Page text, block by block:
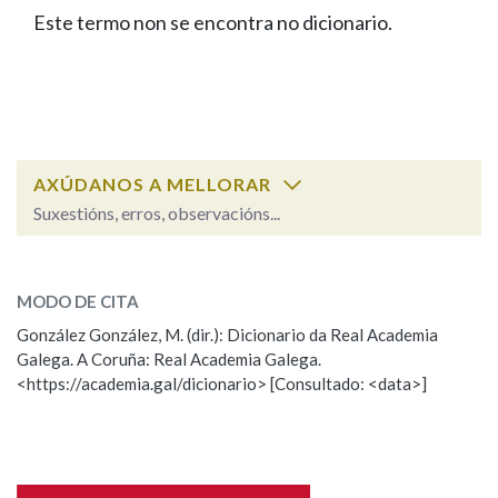
FIGURAS HOMENAXEADAS
PORTAL DAS PALABRAS
Facebook
TwitterYoutubeInstagram
Bluesky
BUSCAR NOS LEMAS
Remata por
BUSCAR NO CONTIDO
Nas definicións
Este termo non se encontra no dicionario.
AXÚDANOS A MELLORAR
Suxestións, erros, observacións...
Observación
Nome
MODO DE CITA
González González, M. (dir.): Dicionario da Real Academia
Galega. A Coruña: Real Academia Galega.
<https://academia.gal/dicionario> [Consultado: <data>]